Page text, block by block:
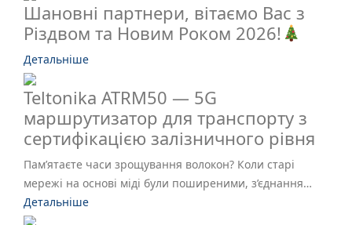
Шановні партнери, вітаємо Вас з
Різдвом та Новим Роком 2026!
Детальніше
Teltonika ATRM50 — 5G
маршрутизатор для транспорту з
сертифікацією залізничного рівня
Пам’ятаєте часи зрощування волокон? Коли старі
мережі на основі міді були поширеними, з’єднання…
Детальніше